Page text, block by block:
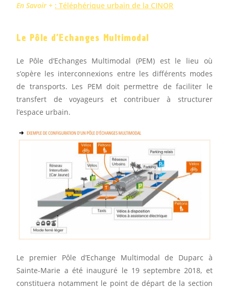
En Savoir + :Téléphérique urbain de la CINOR
Le Pôle d’Echanges Multimodal
Le Pôle d’Echanges Multimodal (PEM) est le lieu où
s’opère les interconnexions entre les différents modes
de transports. Les PEM doit permettre de faciliter le
transfert de voyageurs et contribuer à structurer
l’espace urbain.
Le premier Pôle d’Echange Multimodal de Duparc à
Sainte-Marie a été inauguré le 19 septembre 2018, et
constituera notamment le point de départ de la section